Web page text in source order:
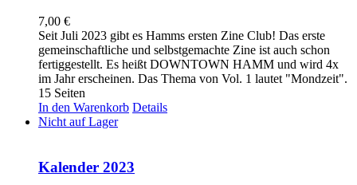
7,00 €
Seit Juli 2023 gibt es Hamms ersten Zine Club! Das erste
gemeinschaftliche und selbstgemachte Zine ist auch schon
fertiggestellt. Es heißt DOWNTOWN HAMM und wird 4x
im Jahr erscheinen. Das Thema von Vol. 1 lautet "Mondzeit".
15 Seiten
In den Warenkorb Details
Nicht auf Lager
Kalender 2023